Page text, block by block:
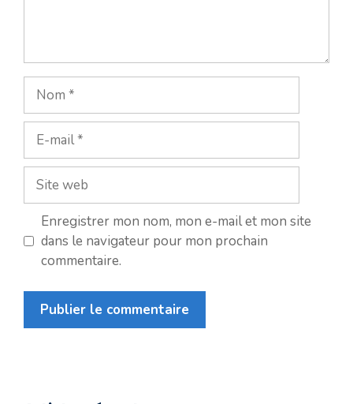
Nom
mail
Site
web
Enregistrer mon nom, mon e-mail et mon site
dans le navigateur pour mon prochain
commentaire.